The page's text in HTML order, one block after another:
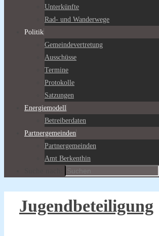
Unterkünfte
Rad- und Wanderwege
Politik
Gemeindevertretung
Ausschüsse
Termine
Protokolle
Satzungen
Energiemodell
Betreiberdaten
Partnergemeinden
Partnergemeinden
Amt Berkenthin
Jugendbeteiligung